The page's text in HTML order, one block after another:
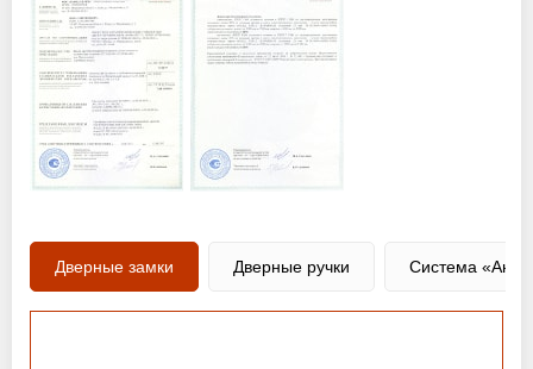
Дверные замки Дверные ручки Система